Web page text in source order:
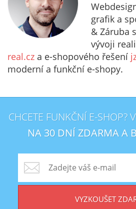
grafik a
& Záruba
vývoji
real.cz a e-shopového řešení
moderní a funkční e-shopy.
CHCETE FUNKČNÍ E-SHOP?
NA 30 DNÍ ZDARMA A
VYZKOUŠET